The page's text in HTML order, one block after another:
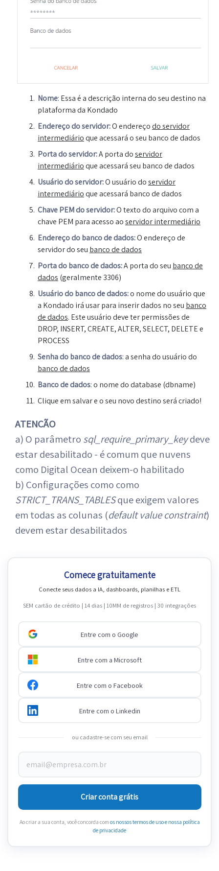
Nome: Essa é a descrição interna do seu destino na
plataforma da Kondado
Endereço do servidor:O endereçodo servidor
intermediárioque acessará o seu banco de dados
Porta do servidor:A porta doservidor
intermediárioque acessará seu banco de dados
Usuário do servidor:O usuário doservidor
intermediárioque acessará banco de dados
Chave PEM do servidor:O texto do arquivo com a
chave PEM para acesso aoservidor intermediário
Endereçodo banco de dados:O endereço de
servidor do seu banco de dados
Portado banco de dados:A porta do seu banco de
dados (geralmente 3306)
Usuário do banco de dados:o nome do usuário que
a Kondado irá usar para inserir dados no seu banco
de dados. Este usuário deve ter permissões de
DROP, INSERT, CREATE, ALTER, SELECT, DELETE e
PROCESS
Senhado banco de dados: a senha do usuário do
banco de dados
Banco de dados: o nome do database (dbname)
Clique em salvar e o seu novo destino será criado!
ATENÇÃO
a) O parâmetro sql_require_primary_keydeve
estar desabilitado - é comum que nuvens
como Digital Ocean deixem-o habilitado
b) Configurações como como
STRICT_TRANS_TABLESque exigem valores
em todas as colunas (default value constraint)
devem estar desabilitados
Comece gratuitamente
Conecte seus dados a IA, dashboards, planilhas e ETL
SEM cartão de crédito | 14 dias | 10MM de registros | 30 integrações
Entre com o Google
Entre com a Microsoft
Entre com o Facebook
Entre com o Linkedin
ou cadastre-se com seu email
Criar conta grátis
Ao criar a sua conta, você concorda com os nossos termos de usoe nossa política
de privacidade